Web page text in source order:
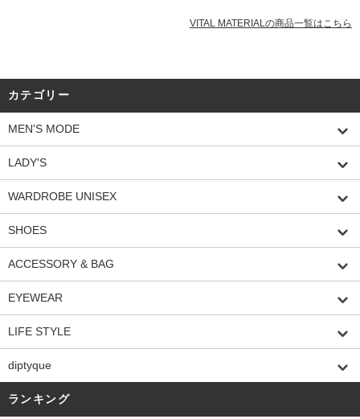
VITAL MATERIALの商品一覧はこちら
カテゴリー
MEN'S MODE
LADY'S
WARDROBE UNISEX
SHOES
ACCESSORY & BAG
EYEWEAR
LIFE STYLE
diptyque
ランキング